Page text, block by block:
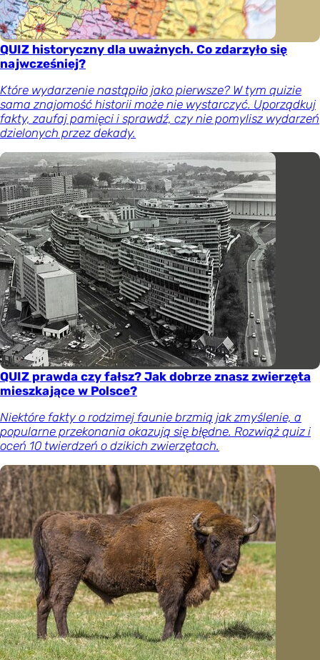
QUIZ historyczny dla uważnych. Co zdarzyło się
najwcześniej?
Które wydarzenie nastąpiło jako pierwsze? W tym quizie
sama znajomość historii może nie wystarczyć. Uporządkuj
fakty, zaufaj pamięci i sprawdź, czy nie pomylisz wydarzeń
dzielonych przez dekady.
QUIZ prawda czy fałsz? Jak dobrze znasz zwierzęta
mieszkające w Polsce?
Niektóre fakty o rodzimej faunie brzmią jak zmyślenie, a
popularne przekonania okazują się błędne. Rozwiąż quiz i
oceń 10 twierdzeń o dzikich zwierzętach.